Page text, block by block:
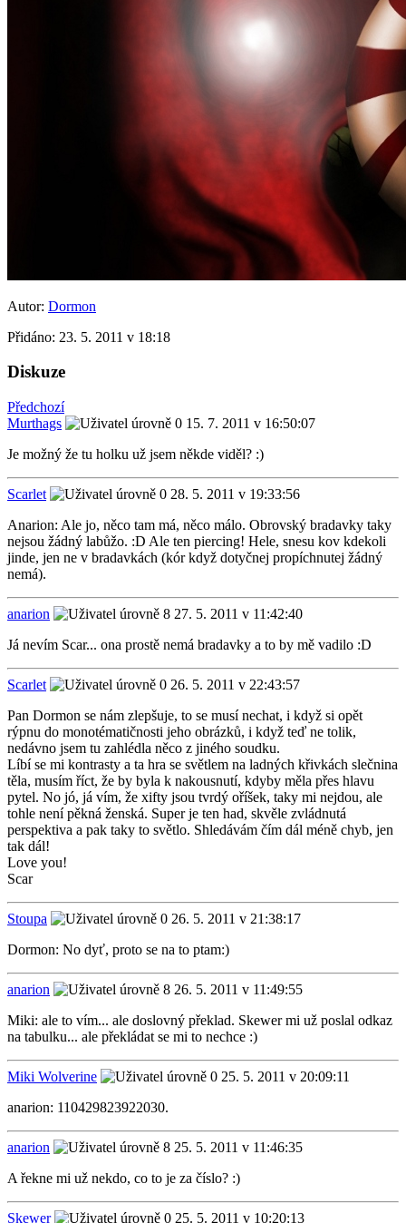
Autor: Dormon
Přidáno: 23. 5. 2011 v 18:18
Diskuze
Předchozí
Murthags
15. 7. 2011 v 16:50:07
Je možný že tu holku už jsem někde viděl? :)
Scarlet
28. 5. 2011 v 19:33:56
Anarion: Ale jo, něco tam má, něco málo. Obrovský bradavky taky
nejsou žádný labůžo. :D Ale ten piercing! Hele, snesu kov kdekoli
jinde, jen ne v bradavkách (kór když dotyčnej propíchnutej žádný
nemá).
anarion
27. 5. 2011 v 11:42:40
Já nevím Scar... ona prostě nemá bradavky a to by mě vadilo :D
Scarlet
26. 5. 2011 v 22:43:57
Pan Dormon se nám zlepšuje, to se musí nechat, i když si opět
rýpnu do monotématičnosti jeho obrázků, i když teď ne tolik,
nedávno jsem tu zahlédla něco z jiného soudku.
Líbí se mi kontrasty a ta hra se světlem na ladných křivkách slečnina
těla, musím říct, že by byla k nakousnutí, kdyby měla přes hlavu
pytel. No jó, já vím, že xifty jsou tvrdý oříšek, taky mi nejdou, ale
tohle není pěkná ženská. Super je ten had, skvěle zvládnutá
perspektiva a pak taky to světlo. Shledávám čím dál méně chyb, jen
tak dál!
Love you!
Scar
Stoupa
26. 5. 2011 v 21:38:17
Dormon: No dyť, proto se na to ptam:)
anarion
26. 5. 2011 v 11:49:55
Miki: ale to vím... ale doslovný překlad. Skewer mi už poslal odkaz
na tabulku... ale překládat se mi to nechce :)
Miki Wolverine
25. 5. 2011 v 20:09:11
anarion: 110429823922030.
anarion
25. 5. 2011 v 11:46:35
A řekne mi už nekdo, co to je za číslo? :)
Skewer 25. 5. 2011 v 10:20:13